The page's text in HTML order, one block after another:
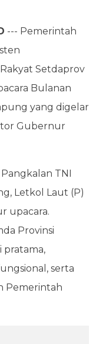
--- Pemerintah
Setdaprov
Bulanan
yang digelar
Gubernur
TNI
Letkol Laut (P)
upacara.
Provinsi
pratama,
serta
Pemerintah